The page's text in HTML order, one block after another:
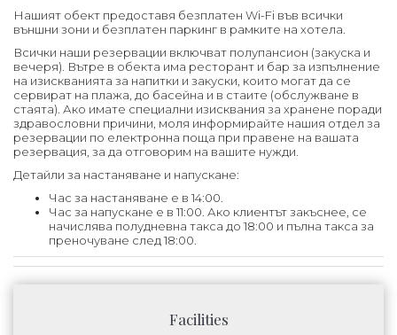
Нашият обект предоставя безплатен Wi-Fi във всички
външни зони и безплатен паркинг в рамките на хотела.
Всички наши резервации включват полупансион (закуска и
вечеря). Вътре в обекта има ресторант и бар за изпълнение
на изискванията за напитки и закуски, които могат да се
сервират на плажа, до басейна и в стаите (обслужване в
стаята). Ако имате специални изисквания за хранене поради
здравословни причини, моля информирайте нашия отдел за
резервации по електронна поща при правене на вашата
резервация, за да отговорим на вашите нужди.
Детайли за настаняване и напускане:
Час за настаняване е в 14:00.
Час за напускане е в 11:00. Ако клиентът закъснее, се
начислява полудневна такса до 18:00 и пълна такса за
преночуване след 18:00.
Facilities